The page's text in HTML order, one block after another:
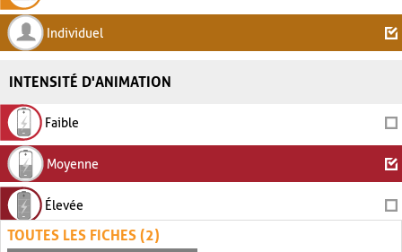
Individuel
INTENSITÉ D'ANIMATION
Faible
Moyenne
Élevée
TOUTES LES FICHES (2)